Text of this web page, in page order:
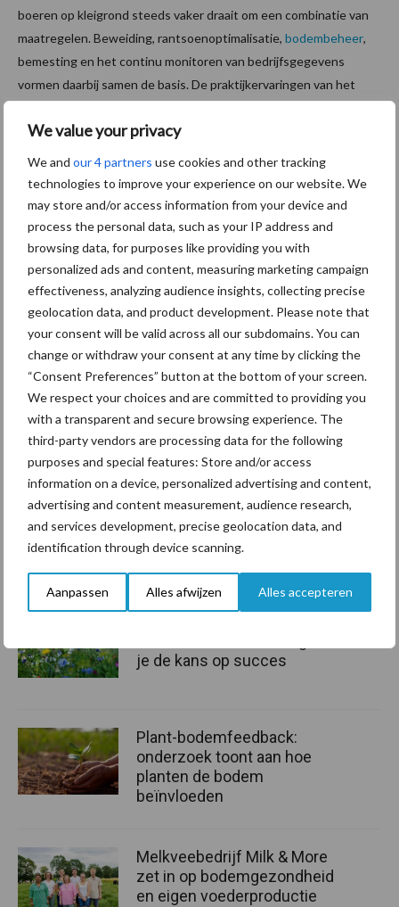
We value your privacy
We and our 4 partners use cookies and other tracking
technologies to improve your experience on our website. We
may store and/or access information from your device and
process the personal data, such as your IP address and
browsing data, for purposes like providing you with
personalized ads and content, measuring marketing campaign
effectiveness, analyzing audience insights, collecting precise
geolocation data, and product development. Please note that
your consent will be valid across all our subdomains. You can
change or withdraw your consent at any time by clicking the
“Consent Preferences” button at the bottom of your screen.
We respect your choices and are committed to providing you
with a transparent and secure browsing experience. The
third-party vendors are processing data for the following
purposes and special features: Store and/or access
information on a device, personalized advertising and content,
advertising and content measurement, audience research,
and services development, precise geolocation data, and
identification through device scanning.
Aanpassen Alles afwijzen Alles accepteren
boeren op kleigrond steeds vaker draait om een combinatie van
maatregelen. Beweiding, rantsoenoptimalisatie, bodembeheer,
bemesting en het continu monitoren van bedrijfsgegevens
vormen daarbij samen de basis. De praktijkervaringen van het
kunnen omgaan met veranderende regelgeving en
Bron:Koeien & Kansen
Meer melkvee nieuws
Maak hier uw keuze:
bemesting Diergezondheid
Gerelateerde artikelen bodembeheer
je de kans op succes
Plant-bodemfeedback:
onderzoek toont aan hoe
planten de bodem
beïnvloeden
Melkveebedrijf Milk & More
zet in op bodemgezondheid
en eigen voederproductie